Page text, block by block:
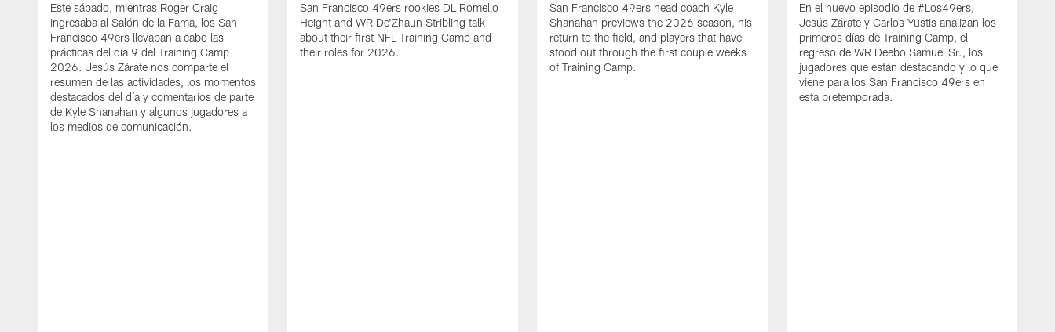
Este sábado, mientras Roger Craig
ingresaba al Salón de la Fama, los San
Francisco 49ers llevaban a cabo las
prácticas del día 9 del Training Camp
2026. Jesús Zárate nos comparte el
resumen de las actividades, los momentos
destacados del día y comentarios de parte
de Kyle Shanahan y algunos jugadores a
los medios de comunicación.
San Francisco 49ers rookies DL Romello
Height and WR De'Zhaun Stribling talk
about their first NFL Training Camp and
their roles for 2026.
San Francisco 49ers head coach Kyle
Shanahan previews the 2026 season, his
return to the field, and players that have
stood out through the first couple weeks
of Training Camp.
En el nuevo episodio de #Los49ers,
Jesús Zárate y Carlos Yustis analizan los
primeros días de Training Camp, el
regreso de WR Deebo Samuel Sr., los
jugadores que están destacando y lo que
viene para los San Francisco 49ers en
esta pretemporada.